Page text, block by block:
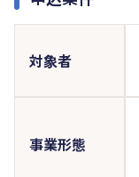
対象者
事業形態